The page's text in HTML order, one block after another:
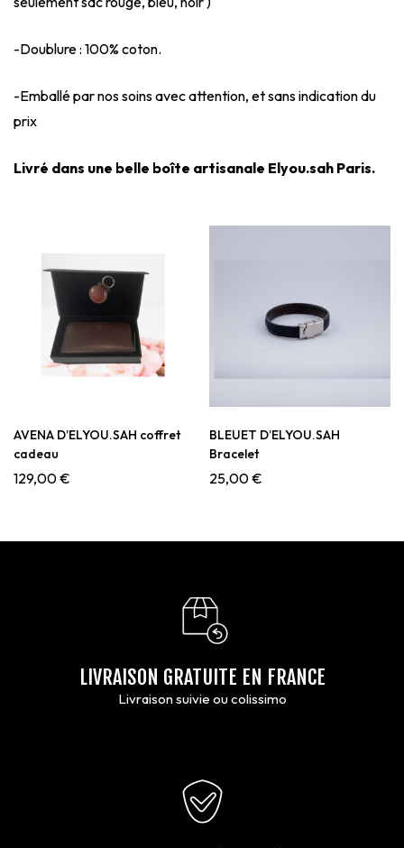
-Doublure : 100% coton.
-Emballé par nos soins avec attention, et sans indication du
prix
Livré dans une belle boîte artisanale Elyou.sah Paris.
AVENA D’ELYOU.SAH coffret
cadeau
129,00€
BLEUET D’ELYOU.SAH
Bracelet
25,00€
LIVRAISON GRATUITE EN FRANCE
Livraison suivie ou colissimo